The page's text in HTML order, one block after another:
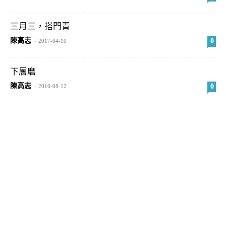
三月三，搭門青
陳高志 - 2017-04-10 0
下層磨
陳高志 - 2016-08-12 0